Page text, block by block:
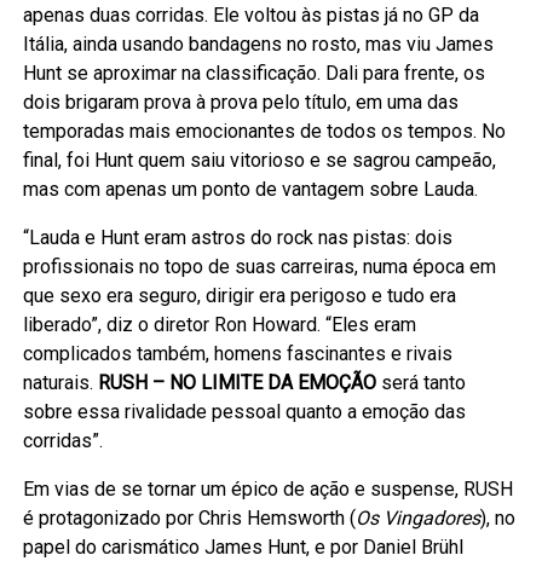
apenas duas corridas. Ele voltou às pistas já no GP da
Itália, ainda usando bandagens no rosto, mas viu James
Hunt se aproximar na classificação. Dali para frente, os
dois brigaram prova à prova pelo título, em uma das
temporadas mais emocionantes de todos os tempos. No
final, foi Hunt quem saiu vitorioso e se sagrou campeão,
mas com apenas um ponto de vantagem sobre Lauda.
“Lauda e Hunt eram astros do rock nas pistas: dois
profissionais no topo de suas carreiras, numa época em
que sexo era seguro, dirigir era perigoso e tudo era
liberado”, diz o diretor Ron Howard. “Eles eram
complicados também, homens fascinantes e rivais
naturais. RUSH – NO LIMITE DA EMOÇÃO será tanto
sobre essa rivalidade pessoal quanto a emoção das
corridas”.
Em vias de se tornar um épico de ação e suspense, RUSH
é protagonizado por Chris Hemsworth (Os Vingadores), no
papel do carismático James Hunt, e por Daniel Brühl